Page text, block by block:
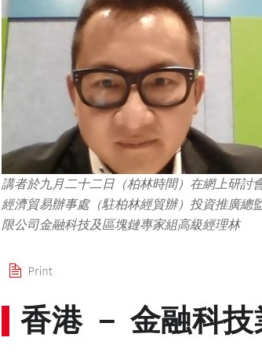
講者於九月二十二日（柏林時間）在網上研討
經濟貿易辦事處（駐柏林經貿辦）投資推廣總
限公司金融科技及區塊鏈專家組高級經理林
香港 － 金融科